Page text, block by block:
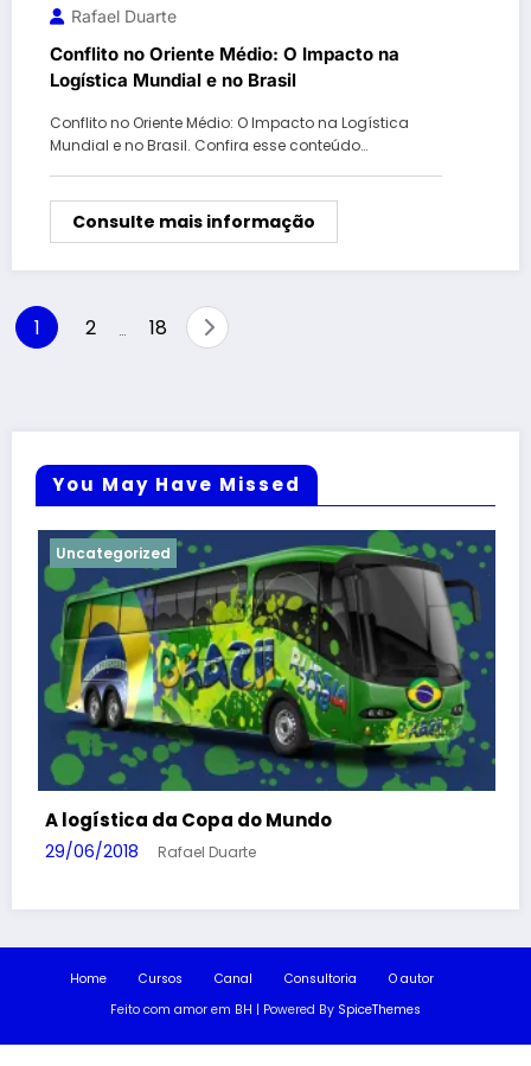
Rafael Duarte
Conflito no Oriente Médio: O Impacto na
Logística Mundial e no Brasil
Conflito no Oriente Médio: O Impacto na Logística
Mundial e no Brasil. Confira esse conteúdo…
Consulte mais informação
Paginação
1 2 18
You May Have Missed
Uncategorized
7 razões para privatizar os Correios
Cursos Canal Consultoria
O autor
Feito com amor em BH | Powered BySpiceThemes